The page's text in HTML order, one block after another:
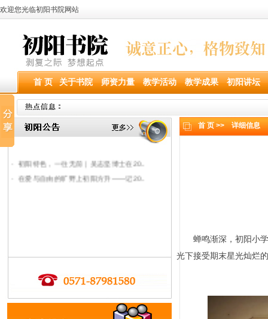
欢迎您光临初阳书院网站
首 页 关于书院 师资力量 教学活动 教学成果 初阳讲坛
乘夏之风，共赴新程 | “内观·沉淀..
少年何惧路千重，志在凌云第一峰︱初阳..
· 做能量满满的教育工作者︱初阳学校期末..
·
青春的旋律，梦想的舞台——记初阳书院..
·
初阳蒙氏小学——中国的巴学园
·
初阳特色，一往无前｜吴志坚博士在20..
在爱与自由的旷野上初阳方升——记20..
首 页 >> 详细信息
蝉鸣渐深，初阳小
光下接受期末星光灿烂